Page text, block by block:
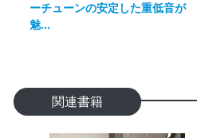
ーチューンの安定した重低音が
魅...
関連書籍